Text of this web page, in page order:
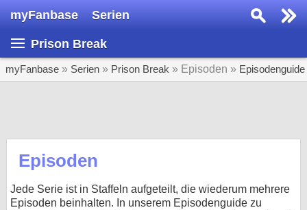
myFanbase Serien
Prison Break
myFanbase » Serien » Prison Break » Episoden » Episodenguide
Episoden
Jede Serie ist in Staffeln aufgeteilt, die wiederum mehrere
Episoden beinhalten. In unserem Episodenguide zu
SERIEN
KULTUR